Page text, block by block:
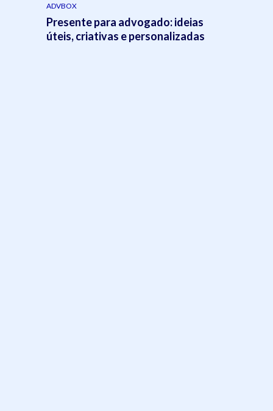
ADVBOX
Presente para advogado: ideias
úteis, criativas e personalizadas